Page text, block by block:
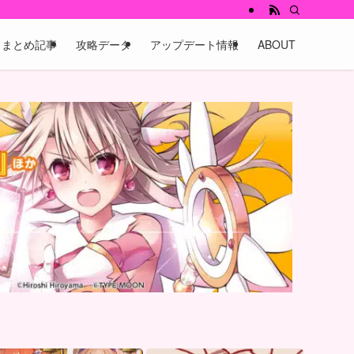
まとめ記事 攻略データ アップデート情報 ABOUT